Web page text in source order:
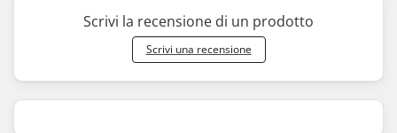
Scrivi la recensione di un prodotto
Scrivi una recensione